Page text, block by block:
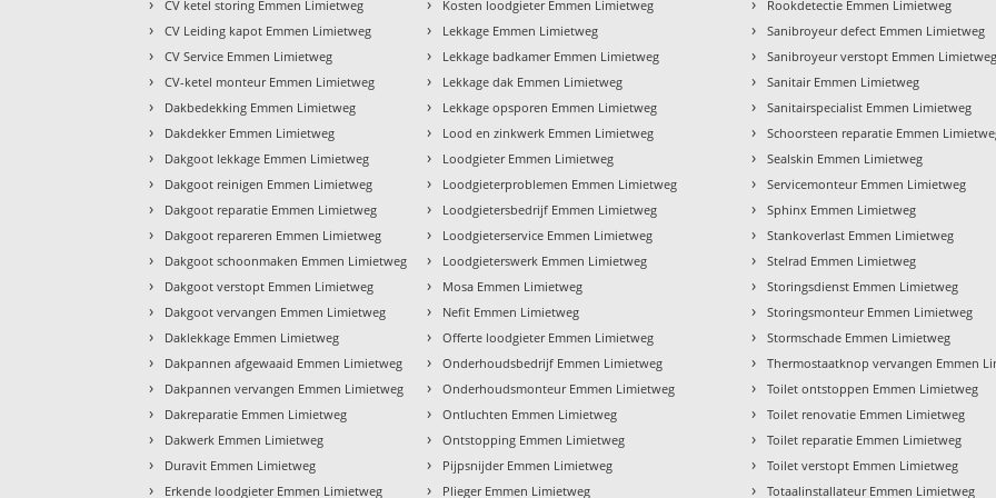
CV ketel storing Emmen Limietweg
› CV Leiding kapot Emmen Limietweg
› CV Service Emmen Limietweg
› CV-ketel monteur Emmen Limietweg
› Dakbedekking Emmen Limietweg
› Dakdekker Emmen Limietweg
› Dakgoot lekkage Emmen Limietweg
› Dakgoot reinigen Emmen Limietweg
› Dakgoot reparatie Emmen Limietweg
› Dakgoot repareren Emmen Limietweg
› Dakgoot schoonmaken Emmen Limietweg
› Dakgoot verstopt Emmen Limietweg
› Dakgoot vervangen Emmen Limietweg
› Daklekkage Emmen Limietweg
› Dakpannen afgewaaid Emmen Limietweg
› Dakpannen vervangen Emmen Limietweg
› Dakreparatie Emmen Limietweg
› Dakwerk Emmen Limietweg
› Duravit Emmen Limietweg
› Erkende loodgieter Emmen Limietweg
Kosten loodgieter Emmen Limietweg
› Lekkage Emmen Limietweg
› Lekkage badkamer Emmen Limietweg
› Lekkage dak Emmen Limietweg
› Lekkage opsporen Emmen Limietweg
› Lood en zinkwerk Emmen Limietweg
› Loodgieter Emmen Limietweg
› Loodgieterproblemen Emmen Limietweg
› Loodgietersbedrijf Emmen Limietweg
› Loodgieterservice Emmen Limietweg
› Loodgieterswerk Emmen Limietweg
› Mosa Emmen Limietweg
› Nefit Emmen Limietweg
› Offerte loodgieter Emmen Limietweg
› Onderhoudsbedrijf Emmen Limietweg
› Onderhoudsmonteur Emmen Limietweg
› Ontluchten Emmen Limietweg
› Ontstopping Emmen Limietweg
› Pijpsnijder Emmen Limietweg
› Plieger Emmen Limietweg
Rookdetectie Emmen Limietweg
› Sanibroyeur defect Emmen Limietweg
› Sanibroyeur verstopt Emmen Limietweg
› Sanitair Emmen Limietweg
› Sanitairspecialist Emmen Limietweg
› Schoorsteen reparatie Emmen
› Sealskin Emmen Limietweg
› Servicemonteur Emmen Limietweg
› Sphinx Emmen Limietweg
› Stankoverlast Emmen Limietweg
› Stelrad Emmen Limietweg
› Storingsdienst Emmen Limietweg
› Storingsmonteur Emmen Limietweg
› Stormschade Emmen Limietweg
› Thermostaatknop vervangen Emmen
› Toilet ontstoppen Emmen Limietweg
› Toilet renovatie Emmen Limietweg
› Toilet reparatie Emmen Limietweg
› Toilet verstopt Emmen Limietweg
› Totaalinstallateur Emmen Limietweg